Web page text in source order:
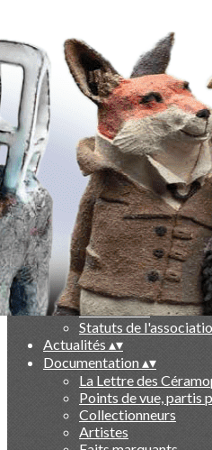
Exporter toutes les colonnes
Exporter uniquement les
Menu
Ajoutez un logo, un bouton, des
Cliquez pour éditer
-
Qui sommes nous ?▴▾
Présentation
Le livre des 10 ans
Partenaires
Statuts de
Actualités ▴▾
Documentation▴▾
La Lettre des
Points de vue, partis
Collectionneurs
Artistes